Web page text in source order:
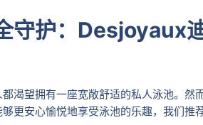
守护：Desjoyaux
渴望拥有一座宽敞舒适的私人泳池。然
更安心愉悦地享受泳池的乐趣，我们推